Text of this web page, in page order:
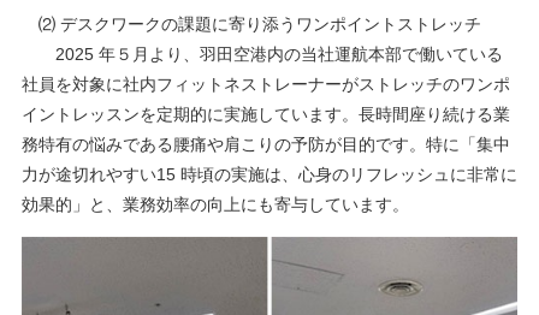
⑵ デスクワークの課題に寄り添うワンポイントストレッチ
2025 年５月より、羽田空港内の当社運航本部で働いている
社員を対象に社内フィットネストレーナーがストレッチのワンポ
イントレッスンを定期的に実施しています。長時間座り続ける業
務特有の悩みである腰痛や肩こりの予防が目的です。特に「集中
力が途切れやすい15 時頃の実施は、心身のリフレッシュに非常に
効果的」と、業務効率の向上にも寄与しています。